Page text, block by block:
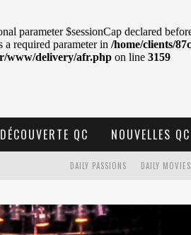
DÉCOUVERTE QC NOUVELLES QC
DAILY MOVIES
DAILY PASSIONS